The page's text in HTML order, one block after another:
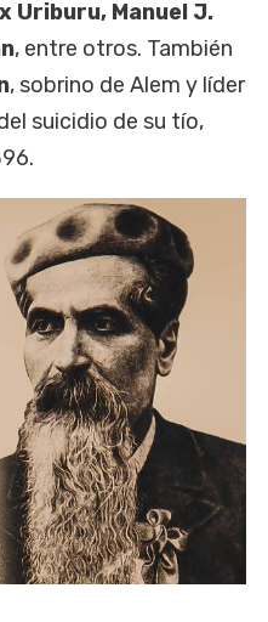
Uriburu, Manuel J.
, entre otros. También
, sobrino de Alem y líder
suicidio de su tío,